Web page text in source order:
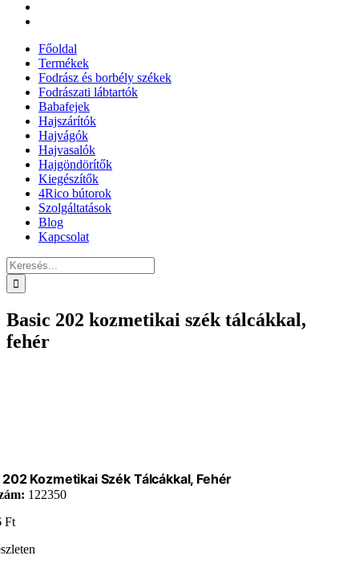
Főoldal
Termékek
Fodrász és borbély székek
Fodrászati lábtartók
Babafejek
Hajszárítók
Hajvágók
Hajvasalók
Hajgöndörítők
Kiegészítők
4Rico bútorok
Szolgáltatások
Blog
Kapcsolat
Keresés...
Basic 202 kozmetikai szék tálcákkal,
fehér
Kozmetikai Szék Tálcákkal, Fehér
122350
Ft